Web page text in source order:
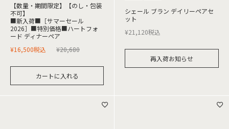
【数量・期間限定】【のし・包装
不可】
■新入荷■［サマーセール
2026］■特別価格■ハートフォ
ード ディナーペア
¥20,680
¥16,500税込
カートに入れる
シェール ブラン デイリーペアセ
ット
¥21,120税込
再入荷お知らせ